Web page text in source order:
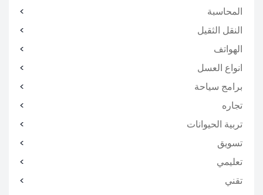
المحاسبة
النقل الثقيل
الهواتف
انواع العسل
برامج سياحة
تجاره
تربية الحيوانات
تسويق
تعليمي
تقني